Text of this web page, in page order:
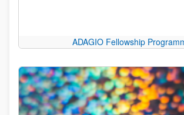
ADAGIO Fellowship